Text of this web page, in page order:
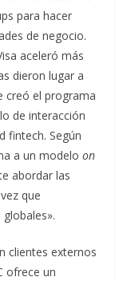
para hacer
de negocio.
aceleró más
dieron lugar a
creó el programa
de interacción
fintech. Según
a un modelo on
abordar las
que
clientes externos
ofrece un